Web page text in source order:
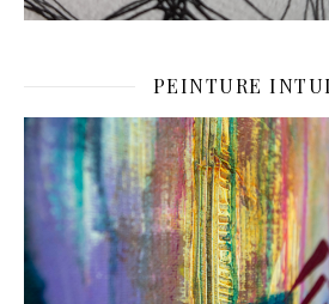
PEINTURE